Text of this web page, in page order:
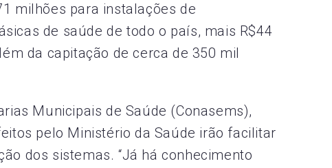
milhões para instalações de
de saúde de todo o país, mais R$44
da capitação de cerca de 350 mil
Municipais de Saúde (Conasems),
pelo Ministério da Saúde irão facilitar
dos sistemas. “Já há conhecimento